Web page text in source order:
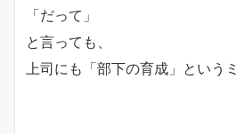
「だって」
と言っても、
上司にも「部下の育成」という